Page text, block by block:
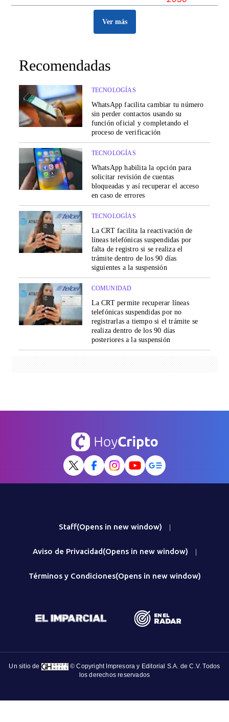
Ver más
Recomendadas
TECNOLOGÍAS
WhatsApp facilita cambiar tu número
sin perder contactos usando su
función oficial y completando el
proceso de verificación
TECNOLOGÍAS
WhatsApp habilita la opción para
solicitar revisión de cuentas
bloqueadas y así recuperar el acceso
en caso de errores
TECNOLOGÍAS
La CRT facilita la reactivación de
líneas telefónicas suspendidas por
falta de registro si se realiza el
trámite dentro de los 90 días
siguientes a la suspensión
COMUNIDAD
La CRT permite recuperar líneas
telefónicas suspendidas por no
registrarlas a tiempo si el trámite se
realiza dentro de los 90 días
posteriores a la suspensión
Staff(Opens in new window) |
Aviso de Privacidad(Opens in new window) |
Términos y Condiciones(Opens in new window)
Un sitio de
© Copyright Impresora y Editorial S.A. de C.V. Todos
los derechos reservados